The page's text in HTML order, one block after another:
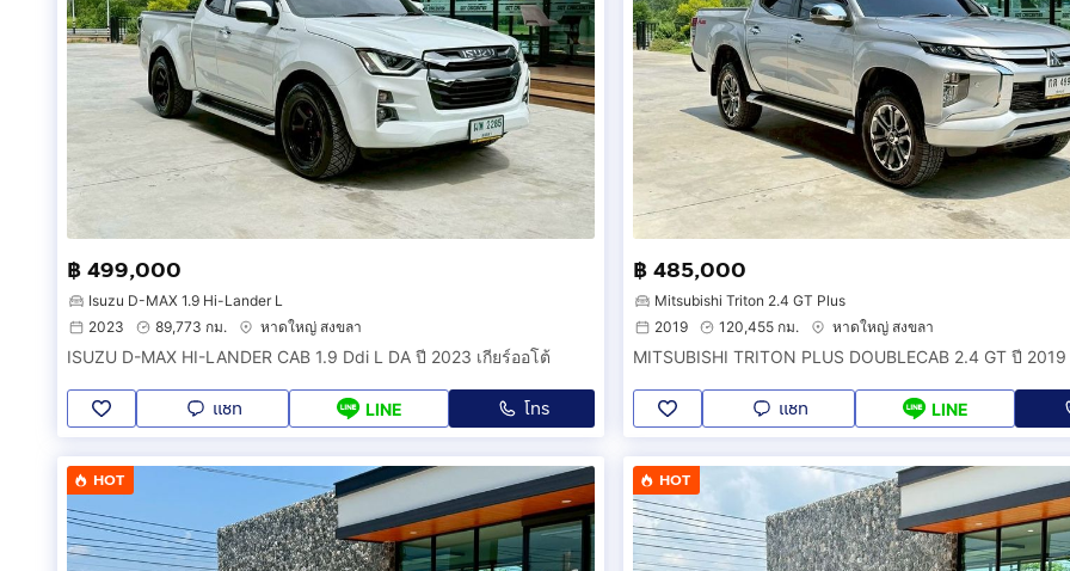
฿ 499,000
Isuzu D-MAX 1.9 Hi-Lander L
2023
89,773 กม. หาดใหญ่ สงขลา
ISUZU D-MAX HI-LANDER CAB 1.9 Ddi L DA ปี 2023 เกียร์ออโต้
แชท LINE โทร
฿ 485,000
Mitsubishi Triton 2.4 GT Plus
2019
120,455 กม. หาดใหญ่ สงขลา
MITSUBISHI TRITON PLUS DOUBLECAB 2.4 GT ปี
แชท LINE
HOT HOT